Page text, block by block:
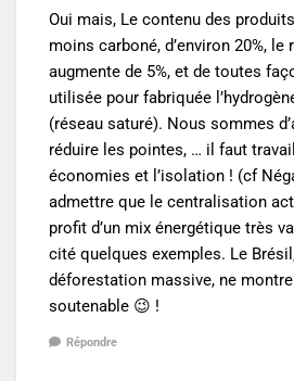
Oui mais, Le contenu des
moins carboné, d’environ 20%,
augmente de 5%, et de toutes
utilisée pour fabriquée
(réseau saturé). Nous sommes
réduire les pointes, … il faut
économies et l’isolation ! (cf
admettre que le centralisation
profit d’un mix énergétique très
cité quelques exemples. Le
déforestation massive, ne
soutenable 😉 !
Répondre